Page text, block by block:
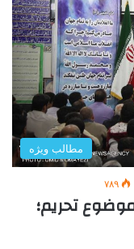
مطالب ویژه
۷۸۹
تحریم؛